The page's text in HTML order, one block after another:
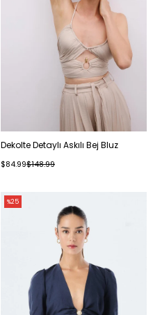
Dekolte Detaylı Askılı Bej Bluz
$84.99$148.99
%25